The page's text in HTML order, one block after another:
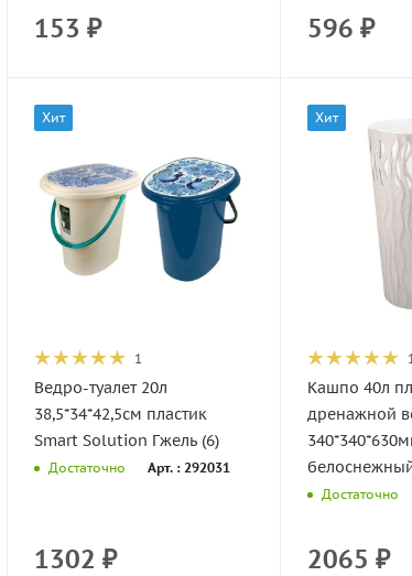
153 ₽ 596 ₽
Хит
1
Ведро-туалет 20л
38,5*34*42,5см пластик
Smart Solution Гжель (6)
Достаточно Арт. : 292031
1302 ₽
Хит
1
Кашпо 40л
дренажной
Достаточно
2065 ₽